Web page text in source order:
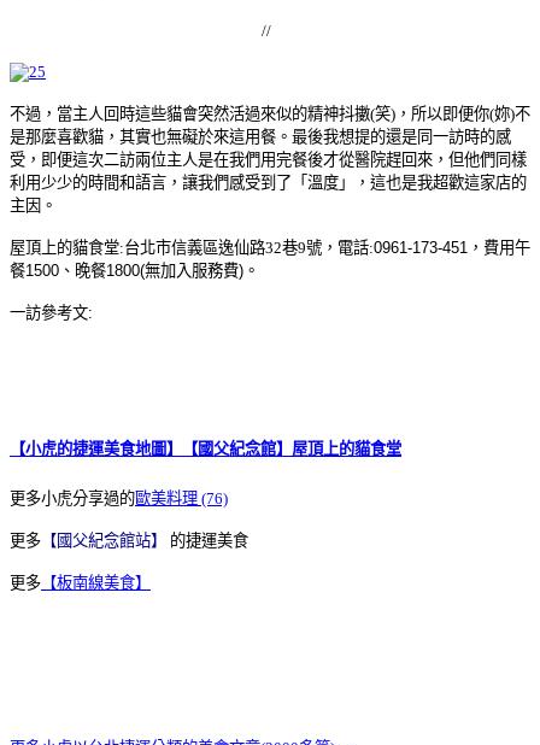
//
不過，當主人回時這些貓會突然活過來似的精神抖擻(笑)，所以即便你(妳)不
是那麼喜歡貓，其實也無礙於來這用餐。最後我想提的還是同一訪時的感
受，即便這次二訪兩位主人是在我們用完餐後才從醫院趕回來，但他們同樣
利用少少的時間和語言，讓我們感受到了「溫度」，這也是我超歡這家店的
主因。
屋頂上的貓食堂:台北市信義區逸仙路32巷9號，電話:0961-173-451，費用午
餐1500、晚餐1800(無加入服務費)。
一訪參考文:
【小虎的捷運美食地圖】【國父紀念館】屋頂上的貓食堂
更多小虎分享過的歐美料理 (76)
更多 【國父紀念館站】 的捷運美食
更多 【板南線美食】